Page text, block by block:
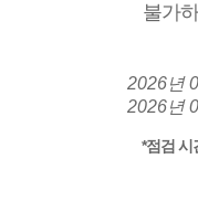
불가
2026년
2026년
*점검 시